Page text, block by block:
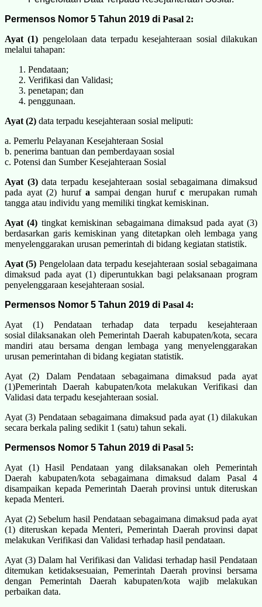
Permensos Nomor 5 Tahun 2019 di Pasal 2:
Ayat (1) pengelolaan data terpadu kesejahteraan sosial dilakukan
melalui tahapan:
Pendataan;
Verifikasi dan Validasi;
penetapan; dan
penggunaan.
Ayat (2) data terpadu kesejahteraan sosial meliputi:
a. Pemerlu Pelayanan Kesejahteraan Sosial
b. penerima bantuan dan pemberdayaan sosial
c. Potensi dan Sumber Kesejahteraan Sosial
Ayat (3)data terpadu kesejahteraan sosial sebagaimana dimaksud
pada ayat (2) huruf a sampai dengan huruf c merupakan rumah
tangga atau individu yang memiliki tingkat kemiskinan.
Ayat (4) tingkat kemiskinan sebagaimana dimaksud pada ayat (3)
berdasarkan garis kemiskinan yang ditetapkan oleh lembaga yang
menyelenggarakan urusan pemerintah di bidang kegiatan statistik.
Ayat (5) Pengelolaan data terpadu kesejahteraan sosial sebagaimana
dimaksud pada ayat (1) diperuntukkan bagi pelaksanaan program
penyelenggaraan kesejahteraan sosial.
Permensos Nomor 5 Tahun 2019 di Pasal 4:
Ayat (1) Pendataan terhadap data terpadu kesejahteraan
sosial dilaksanakan oleh Pemerintah Daerah kabupaten/kota, secara
mandiri atau bersama dengan lembaga yang menyelenggarakan
urusan pemerintahan di bidang kegiatan statistik.
Ayat (2) Dalam Pendataan sebagaimana dimaksud pada ayat
(1)Pemerintah Daerah kabupaten/kota melakukan Verifikasi dan
Validasi data terpadu kesejahteraan sosial.
Ayat (3) Pendataan sebagaimana dimaksud pada ayat (1) dilakukan
secara berkala paling sedikit 1 (satu) tahun sekali.
Permensos Nomor 5 Tahun 2019 di Pasal 5:
Ayat (1) Hasil Pendataan yang dilaksanakan oleh Pemerintah
Daerah kabupaten/kota sebagaimana dimaksud dalam Pasal 4
disampaikan kepada Pemerintah Daerah provinsi untuk diteruskan
kepada Menteri.
Ayat (2) Sebelum hasil Pendataan sebagaimana dimaksud pada ayat
(1) diteruskan kepada Menteri, Pemerintah Daerah provinsi dapat
melakukan Verifikasi dan Validasi terhadap hasil pendataan.
Ayat (3) Dalam hal Verifikasi dan Validasi terhadap hasil Pendataan
ditemukan ketidaksesuaian, Pemerintah Daerah provinsi bersama
dengan Pemerintah Daerah kabupaten/kota wajib melakukan
perbaikan data.